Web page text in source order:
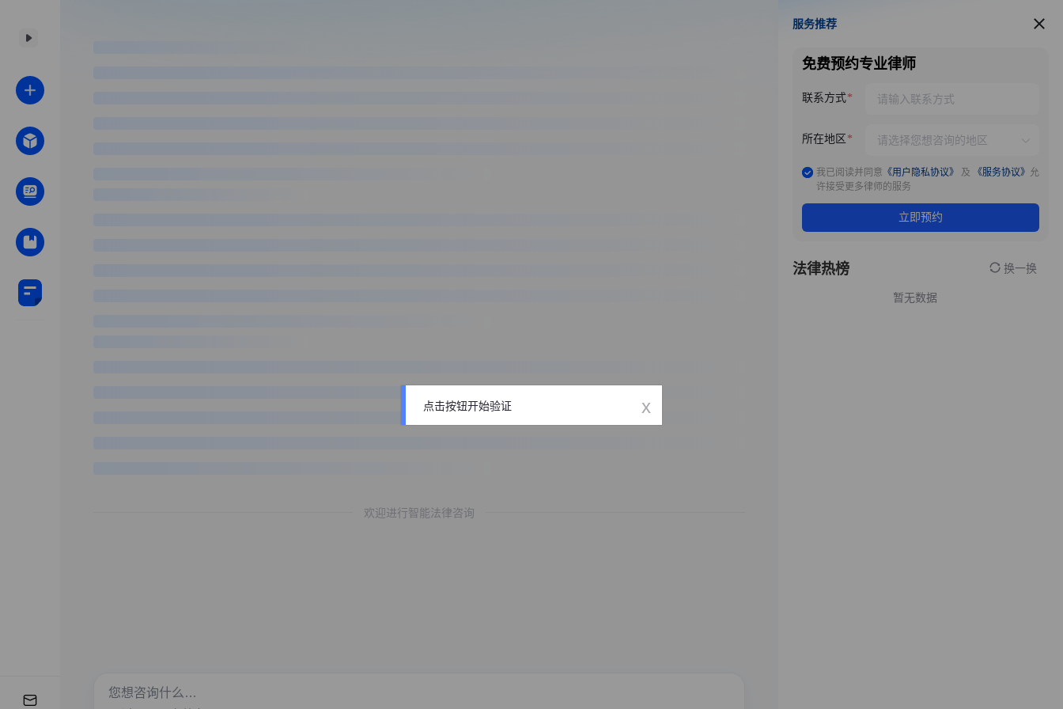
欢迎进行智能法律咨询
服务推荐
服务推荐
免费预约专业律师
联系方式
所在地区
我已阅读并同意 《用户隐私协议》 及 《服务协议》 允
许接受更多律师的服务
立即预约
法律热榜 换一换
暂无数据
点击按钮开始验证 x